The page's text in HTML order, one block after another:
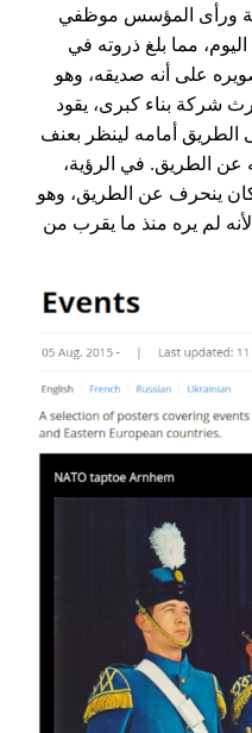
ورأى المؤسس موظفي
مما بلغ ذروته في
على أنه صديقه، وهو
شركة بناء كبرى، يقود
الطريق أمامه لينظر بعنف
عن الطريق. في الرؤية،
ينحرف عن الطريق، وهو
لم يره منذ ما يقرب من